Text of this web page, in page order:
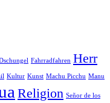
Fahrradfahren Herr
Kultur Kunst Machu Picchu Manu
Religion Señor de los